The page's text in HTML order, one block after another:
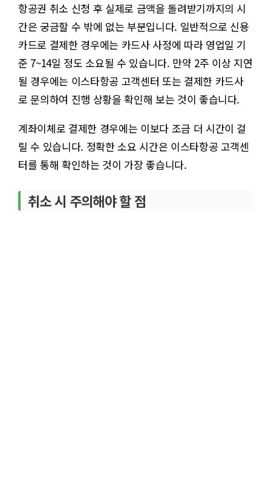
항공권 취소 신청 후 실제로 금액을 돌려받기까지의 시
간은 궁금할 수 밖에 없는 부분입니다. 일반적으로 신용
카드로 결제한 경우에는 카드사 사정에 따라 영업일 기
준 7~14일 정도 소요될 수 있습니다. 만약 2주 이상 지연
될 경우에는 이스타항공 고객센터 또는 결제한 카드사
로 문의하여 진행 상황을 확인해 보는 것이 좋습니다.
계좌이체로 결제한 경우에는 이보다 조금 더 시간이 걸
릴 수 있습니다. 정확한 소요 시간은 이스타항공 고객센
터를 통해 확인하는 것이 가장 좋습니다.
취소 시 주의해야 할 점